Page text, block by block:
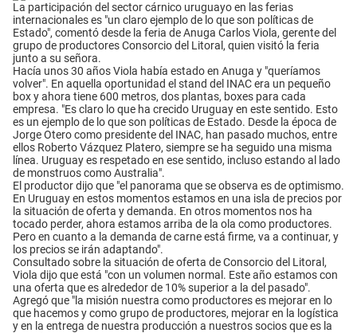
La participación del sector cárnico uruguayo en las ferias
internacionales es "un claro ejemplo de lo que son políticas de
Estado", comentó desde la feria de Anuga Carlos Viola, gerente del
grupo de productores Consorcio del Litoral, quien visitó la feria
junto a su señora.
Hacía unos 30 años Viola había estado en Anuga y "queríamos
volver". En aquella oportunidad el stand del INAC era un pequeño
box y ahora tiene 600 metros, dos plantas, boxes para cada
empresa. "Es claro lo que ha crecido Uruguay en este sentido. Esto
es un ejemplo de lo que son políticas de Estado. Desde la época de
Jorge Otero como presidente del INAC, han pasado muchos, entre
ellos Roberto Vázquez Platero, siempre se ha seguido una misma
línea. Uruguay es respetado en ese sentido, incluso estando al lado
de monstruos como Australia".
El productor dijo que "el panorama que se observa es de optimismo.
En Uruguay en estos momentos estamos en una isla de precios por
la situación de oferta y demanda. En otros momentos nos ha
tocado perder, ahora estamos arriba de la ola como productores.
Pero en cuanto a la demanda de carne está firme, va a continuar, y
los precios se irán adaptando".
Consultado sobre la situación de oferta de Consorcio del Litoral,
Viola dijo que está "con un volumen normal. Este año estamos con
una oferta que es alrededor de 10% superior a la del pasado".
Agregó que "la misión nuestra como productores es mejorar en lo
que hacemos y como grupo de productores, mejorar en la logística
y en la entrega de nuestra producción a nuestros socios que es la